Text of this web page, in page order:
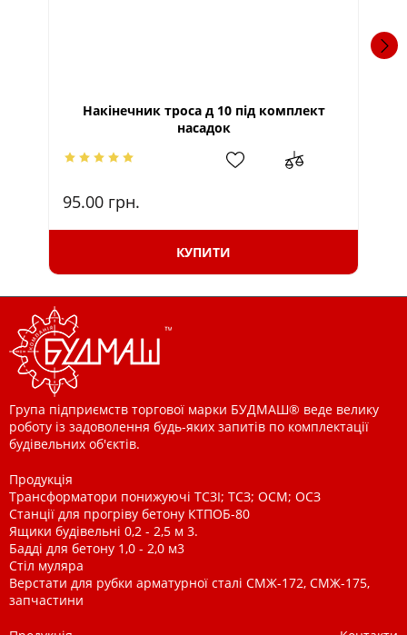
Накінечник троса д 10 під комплект
насадок
95.00 грн.
КУПИТИ
Група підприємств торгової марки БУДМАШ® веде велику
роботу із задоволення будь-яких запитів по комплектації
будівельних об'єктів.
Продукція
Трансформатори понижуючі ТСЗІ; ТСЗ; ОСМ; ОСЗ
Станції для прогріву бетону КТПОБ-80
Ящики будівельні 0,2 - 2,5 м 3.
Бадді для бетону 1,0 - 2,0 м3
Стіл муляра
Верстати для рубки арматурної сталі СМЖ-172, СМЖ-175,
запчастини